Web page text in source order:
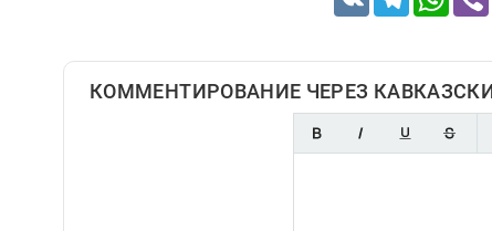
КОММЕНТИРОВАНИЕ ЧЕРЕЗ